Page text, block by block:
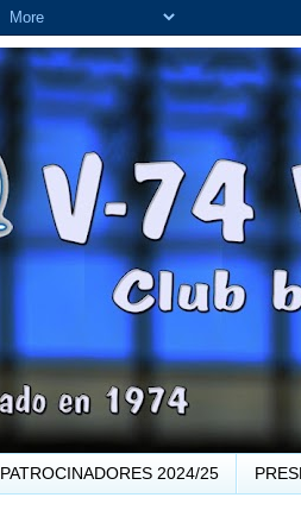
PATROCINADORES 2024/25